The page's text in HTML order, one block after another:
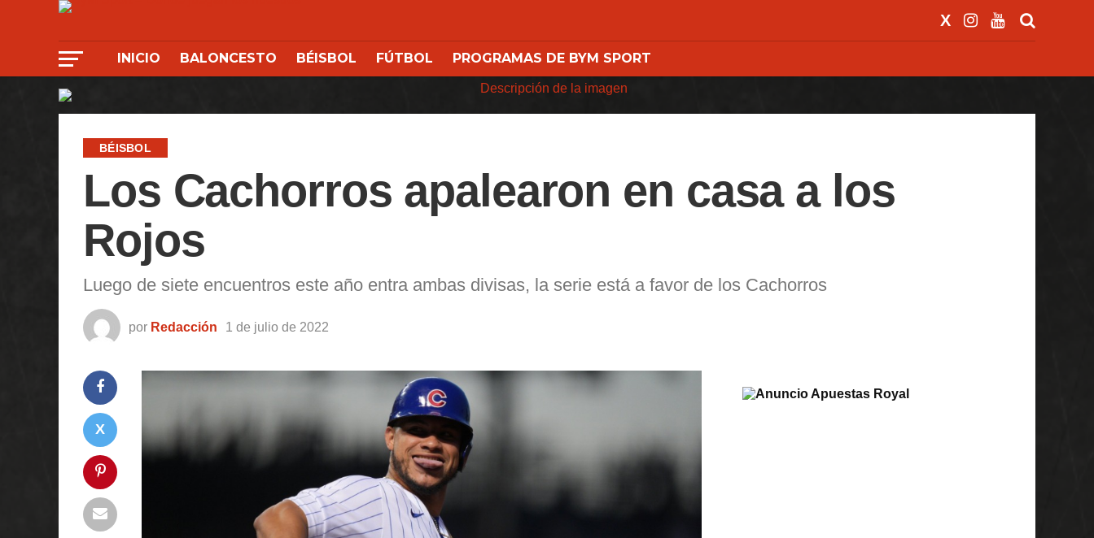
INICIO BALONCESTO BÉISBOL FÚTBOL PROGRAMAS DE BYM SPORT
BÉISBOL
Los Cachorros apalearon en casa a los
Rojos
Luego de siete encuentros este año entra ambas divisas, la serie está a favor de los Cachorros
por Redacción 1 de julio de 2022